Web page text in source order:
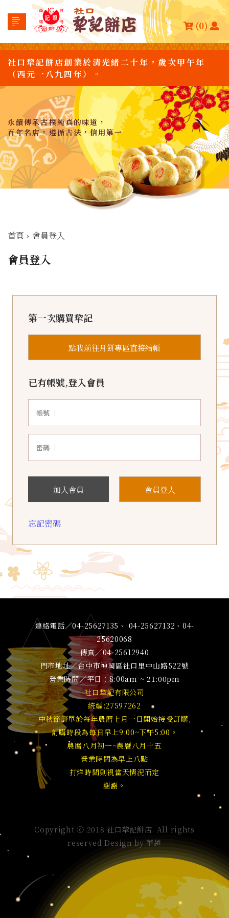
(0)
社口犂記餅店創業於清光緒二十年，歲次甲午年
（西元一八九四年）。
永續傳承古樸純真的味道，
百年名店，遵循古法，信用第一
首頁 › 會員登入
會員登入
第一次購買犂記
點我前往月餅專區直接結帳
已有帳號,登入會員
帳號 ｜
密碼 ｜
加入會員 會員登入
忘記密碼
連絡電話／04-25627135、 04-25627132、04-
25620068
傳真／04-25612940
門市地址／台中市神岡區社口里中山路522號
營業時間／平日：8:00am ~ 21:00pm
社口犂記有限公司
統編:27597262
中秋節訂單於每年農曆七月一日開始接受訂購,
訂購時段為每日早上9:00~下午5:00。
農曆八月初一~農曆八月十五
營業時間為早上八點
打烊時間則視當天情況而定
謝謝。
Copyright ⓒ 2018 社口犂記餅店. All rights
reserved Design by華越